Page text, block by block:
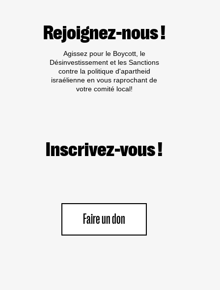
À
LA
MONDIALE
D’ACTION
BDS
CONTRE
ELBIT
Rejoignez-nous !
Agissez pour le Boycott, le
Désinvestissement et les Sanctions
contre la politique d'apartheid
israélienne en vous raprochant de
votre comité local!
Inscrivez-vous !
Faire un don